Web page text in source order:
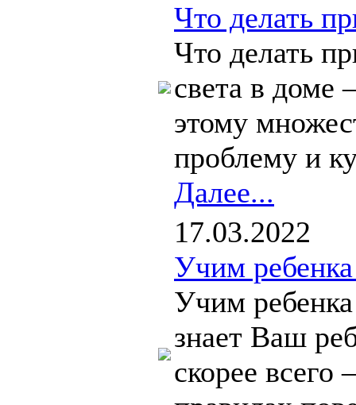
Что делать
Что делать
света в доме
этому
проблему и
Далее...
17.03.2022
Учим
Учим
знает Ваш
скорее всего